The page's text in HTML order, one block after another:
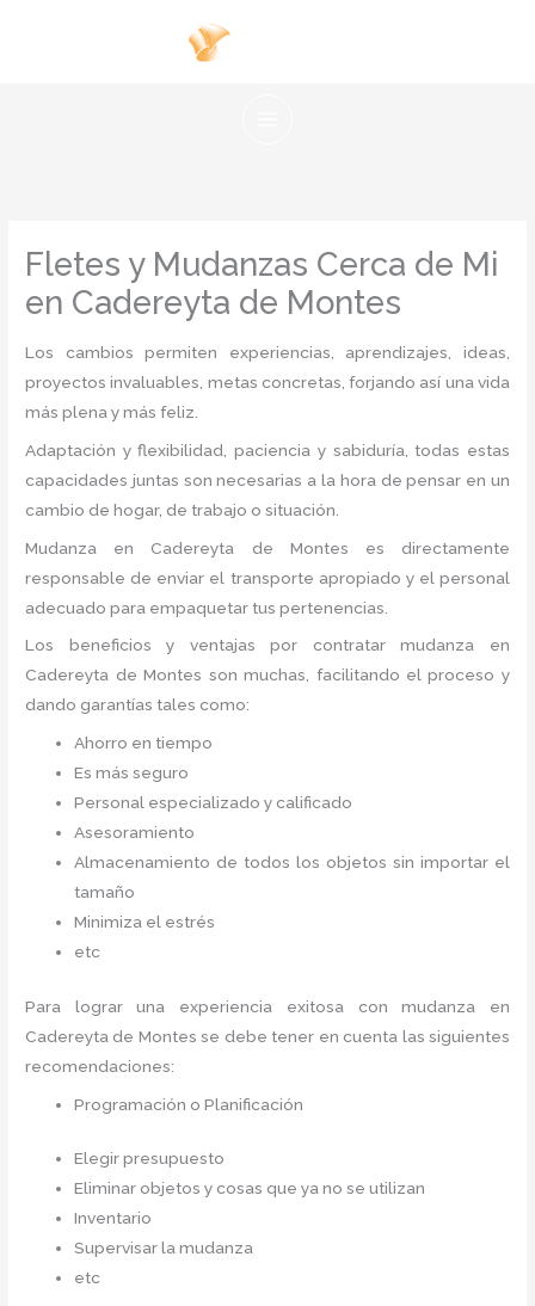
Fletes y Mudanzas Cerca de Mi
en Cadereyta de Montes
Los cambios permiten experiencias, aprendizajes, ideas,
proyectos invaluables, metas concretas, forjando así una vida
más plena y más feliz.
Adaptación y flexibilidad, paciencia y sabiduría, todas estas
capacidades juntas son necesarias a la hora de pensar en un
cambio de hogar, de trabajo o situación.
Mudanza en Cadereyta de Montes es directamente
responsable de enviar el transporte apropiado y el personal
adecuado para empaquetar tus pertenencias.
Los beneficios y ventajas por contratar mudanza en
Cadereyta de Montes son muchas, facilitando el proceso y
dando garantías tales como:
Ahorro en tiempo
Es más seguro
Personal especializado y calificado
Asesoramiento
Almacenamiento de todos los objetos sin importar el
tamaño
Minimiza el estrés
etc
Para lograr una experiencia exitosa con mudanza en
Cadereyta de Montes se debe tener en cuenta las siguientes
recomendaciones:
Programación o Planificación
Elegir presupuesto
Eliminar objetos y cosas que ya no se utilizan
Inventario
Supervisar la mudanza
etc